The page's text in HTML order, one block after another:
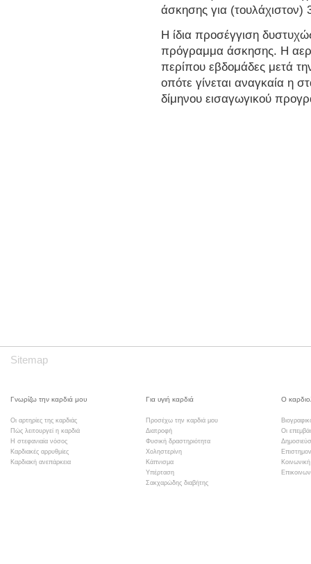
άσκησης για
Η ίδια προσέγγιση
πρόγραμμα άσκησης. Η
περίπου εβδομάδες μετά
οπότε γίνεται αναγκαία η
δίμηνου εισαγωγικού
Sitemap
Γνωρίζω την καρδιά μου
Οι αρτηρίες της καρδιάς
Πώς λειτουργεί η καρδιά
Η στεφανιαία νόσος
Καρδιακές αρρυθμίες
Καρδιακή ανεπάρκεια
Για υγιή καρδιά
Προσέχω την καρδιά μου
Διατροφή
Φυσική δραστηριότητα
Χοληστερίνη
Κάπνισμα
Υπέρταση
Σακχαρώδης διαβήτης
Ο
Οι